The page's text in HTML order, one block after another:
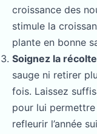
croissance des
stimule la
plante en bonne
Soignez la récolte
sauge ni retirer
fois. Laissez
pour lui
refleurir l’année